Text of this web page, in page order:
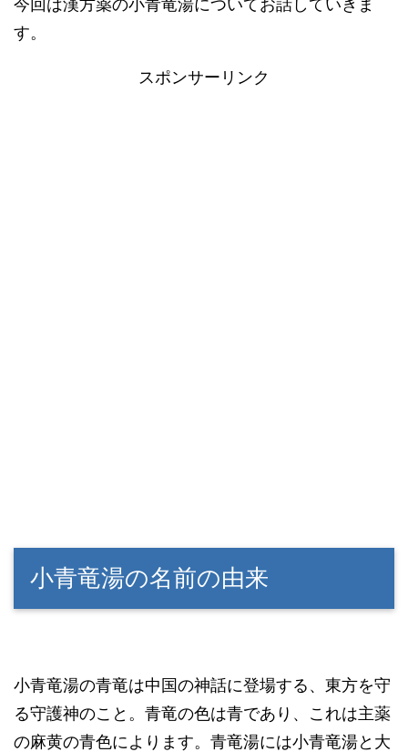
今回は漢方薬の小青竜湯についてお話していきま
す。
スポンサーリンク
小青竜湯の名前の由来
小青竜湯の青竜は中国の神話に登場する、東方を守
る守護神のこと。青竜の色は青であり、これは主薬
の麻黄の青色によります。青竜湯には小青竜湯と大